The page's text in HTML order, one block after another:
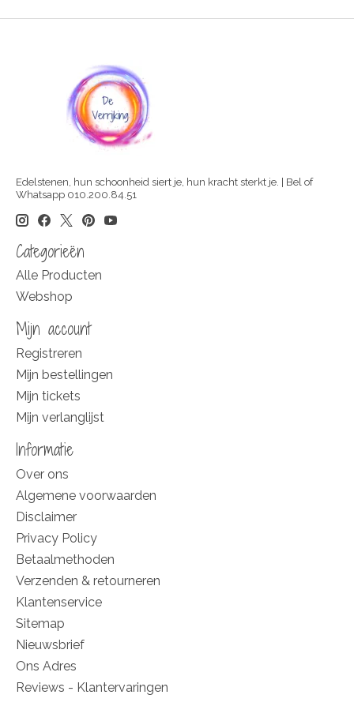
Edelstenen, hun schoonheid siert je, hun kracht sterkt je. | Bel of
Whatsapp 010.200.84.51
Categorieën
Alle Producten
Webshop
Mijn account
Registreren
Mijn bestellingen
Mijn tickets
Mijn verlanglijst
Informatie
Over ons
Algemene voorwaarden
Disclaimer
Privacy Policy
Betaalmethoden
Verzenden & retourneren
Klantenservice
Sitemap
Nieuwsbrief
Ons Adres
Reviews - Klantervaringen